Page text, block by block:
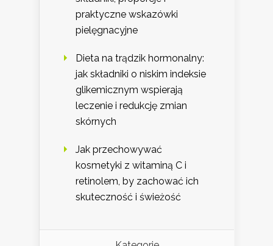
praktyczne wskazówki
pielęgnacyjne
Dieta na trądzik hormonalny:
jak składniki o niskim indeksie
glikemicznym wspierają
leczenie i redukcję zmian
skórnych
Jak przechowywać
kosmetyki z witaminą C i
retinolem, by zachować ich
skuteczność i świeżość